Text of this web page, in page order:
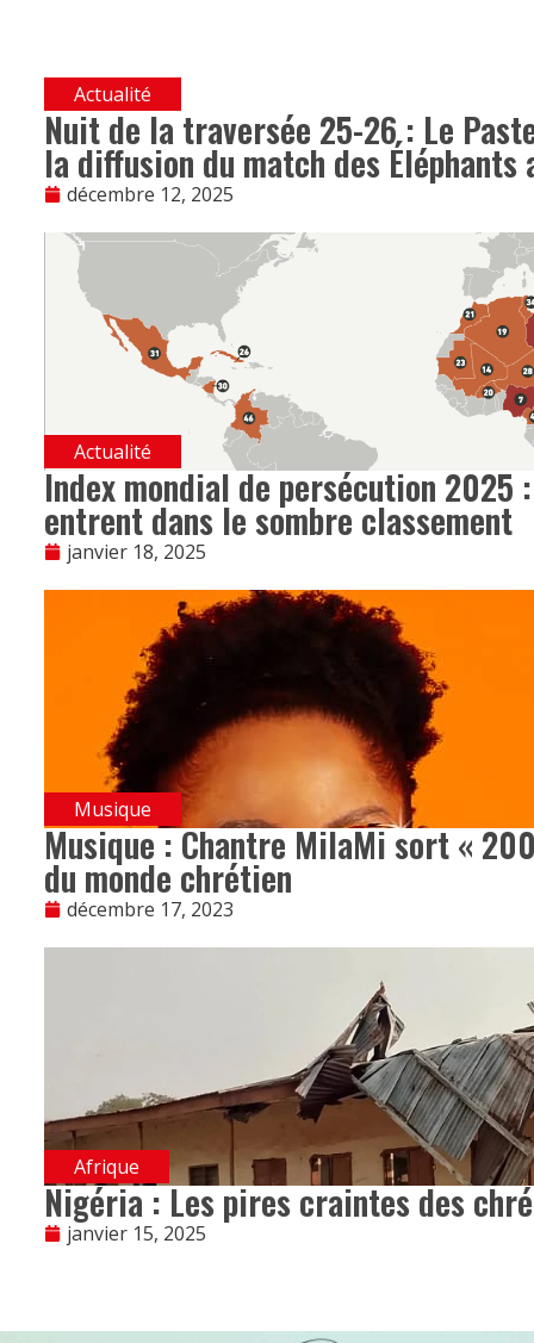
Actualité
Nuit de la traversée 25-26 : Le
la diffusion du match des
décembre 12, 2025
Actualité
Index mondial de persécution 2025
entrent dans le sombre classement
janvier 18, 2025
Musique
Musique : Chantre MilaMi sort «
du monde chrétien
décembre 17, 2023
Afrique
Nigéria : Les pires craintes des
janvier 15, 2025